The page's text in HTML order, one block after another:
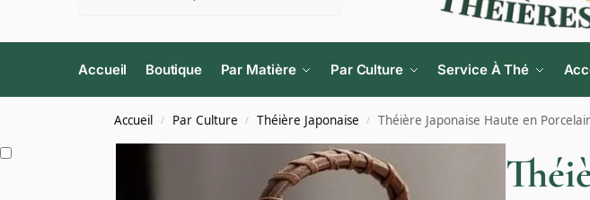
Accueil Boutique Par Matière Par Culture Service À Thé
Accueil / Par Culture / Théière Japonaise / Théière Japonaise Haute en